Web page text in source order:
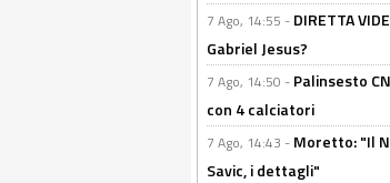
7 Ago, 14:55 - DIRETTA
Gabriel Jesus?
7 Ago, 14:50 - Palinsesto
con 4 calciatori
7 Ago, 14:43 - Moretto: "Il
Savic, i dettagli"